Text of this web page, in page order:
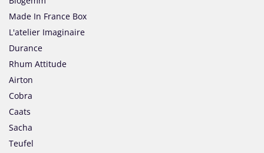
Made In France Box
L'atelier Imaginaire
Durance
Rhum Attitude
Airton
Cobra
Caats
Sacha
Teufel